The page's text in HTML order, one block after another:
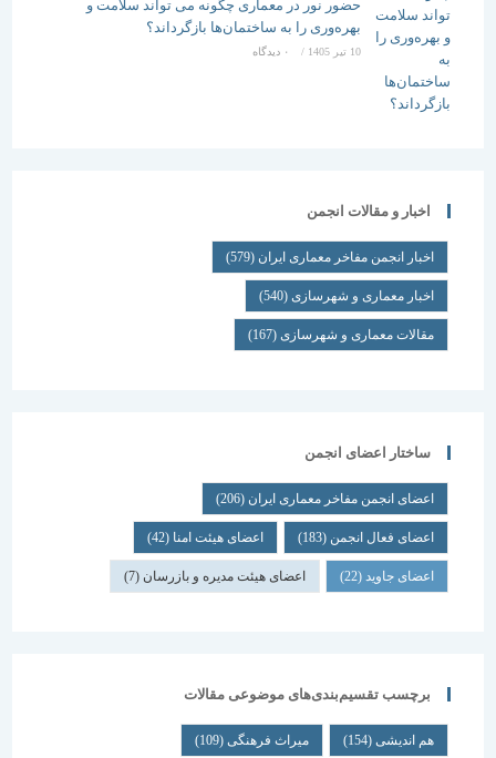
حضور نور در معماری چگونه می تواند سلامت و
بهره‌وری را به ساختمان‌ها بازگرداند؟
/ ۰ دیدگاه
اخبار و مقالات انجمن
اخبار انجمن مفاخر معماری ایران (579)
اخبار معماری و شهرسازی(540)
مقالات معماری و شهرسازی(167)
ساختار اعضای انجمن
اعضای انجمن مفاخر معماری ایران (206)
اعضای فعال انجمن(183) اعضای هیئت امنا(42)
اعضای جاوید(22) اعضای هیئت مدیره و بازرسان(7)
برچسب تقسیم‌بندی‌های موضوعی مقالات
هم اندیشی (154) میراث فرهنگی (109)